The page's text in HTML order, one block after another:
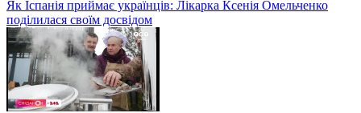
Як Іспанія приймає українців: Лікарка Ксенія Омельченко
поділилася своїм досвідом